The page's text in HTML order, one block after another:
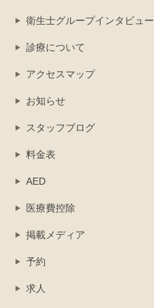
衛生士グループインタビュー
診療について
アクセスマップ
お知らせ
スタッフブログ
料金表
AED
医療費控除
掲載メディア
予約
求人